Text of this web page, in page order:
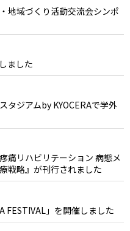
地域づくり活動交流会シンポ
ました
タジアムby KYOCERAで学外
痛リハビリテーション 病態メ
戦略』が刊行されました
FESTIVAL」を開催しました